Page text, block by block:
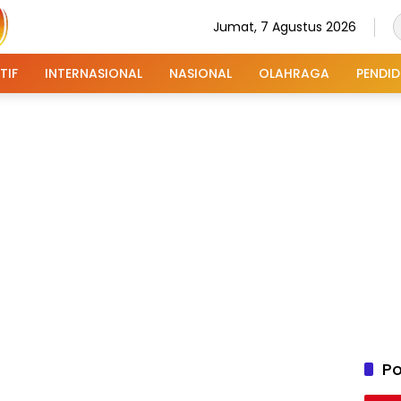
Jumat, 7 Agustus 2026
INTERNASIONAL NASIONAL OLAHRAGA